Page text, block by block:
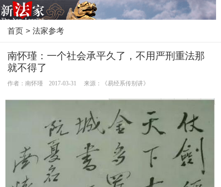
首页 > 法家参考
南怀瑾：一个社会承平久了，不用严刑重法那
就不得了
作者：南怀瑾 2017-03-31 来源：《易经系传别讲》